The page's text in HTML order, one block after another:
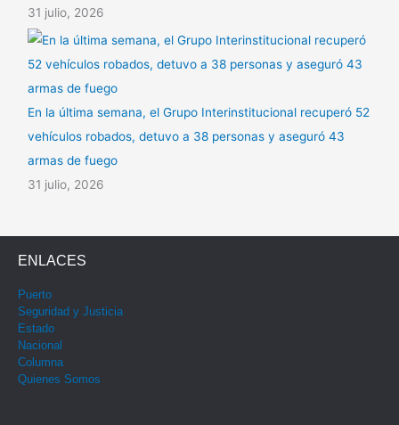
31 julio, 2026
En la última semana, el Grupo Interinstitucional recuperó 52
vehículos robados, detuvo a 38 personas y aseguró 43
armas de fuego
31 julio, 2026
ENLACES
Puerto
Seguridad y Justicia
Estado
Nacional
Columna
Quienes Somos